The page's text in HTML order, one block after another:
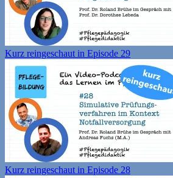
Kurz reingeschaut in Episode 29
Kurz reingeschaut in Episode 28